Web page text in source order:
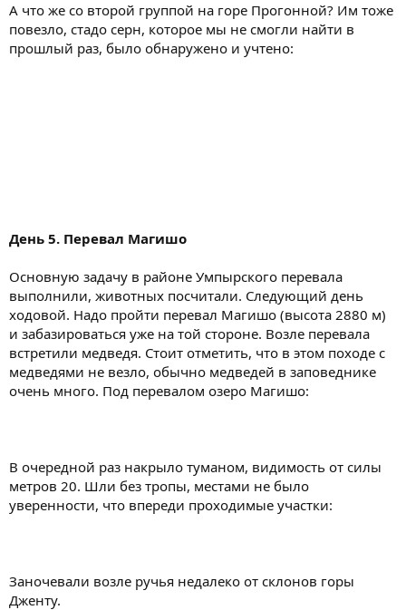
А что же со второй группой на горе Прогонной? Им тоже
повезло, стадо серн, которое мы не смогли найти в
прошлый раз, было обнаружено и учтено:
День 5. Перевал Магишо
Основную задачу в районе Умпырского перевала
выполнили, животных посчитали. Следующий день
ходовой. Надо пройти перевал Магишо (высота 2880 м)
и забазироваться уже на той стороне. Возле перевала
встретили медведя. Стоит отметить, что в этом походе с
медведями не везло, обычно медведей в заповеднике
очень много. Под перевалом озеро Магишо:
В очередной раз накрыло туманом, видимость от силы
метров 20. Шли без тропы, местами не было
уверенности, что впереди проходимые участки:
Заночевали возле ручья недалеко от склонов горы
Дженту.